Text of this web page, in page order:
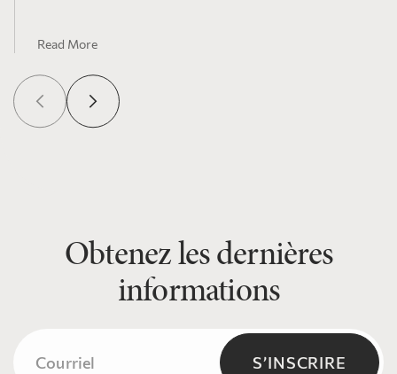
Read More
Obtenez les dernières
informations
(Nécessaire) S’INSCRIRE